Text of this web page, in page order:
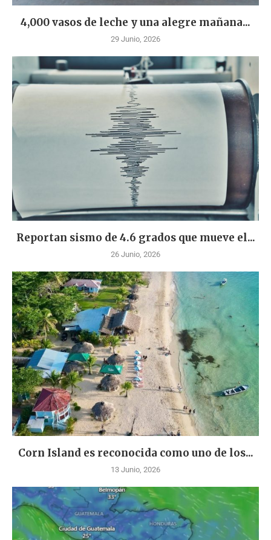
4,000 vasos de leche y una alegre mañana...
29 Junio, 2026
Reportan sismo de 4.6 grados que mueve el...
26 Junio, 2026
Corn Island es reconocida como uno de los...
13 Junio, 2026